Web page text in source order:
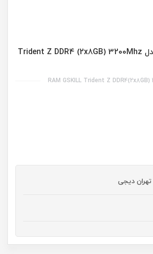
رم جی اسکیل مدل Trident Z DDR4 (2x8GB) 3200Mhz
RAM GSKILL Trident Z DDR4(2x8GB)
دیجی